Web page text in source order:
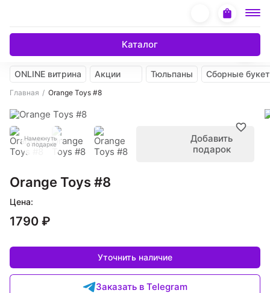
Каталог
ONLINE витрина Акции Тюльпаны Сборные
Главная Orange Toys #8
Намекнуть
о подарке
Добавить
подарок
Orange Toys #8
Цена:
1790 ₽
Уточнить наличие
Заказать в Telegram